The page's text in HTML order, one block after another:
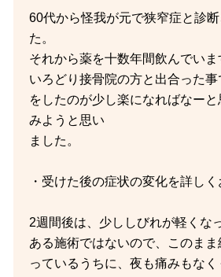
60代から怪我が元で狭窄症と診
た。
それから薬を十数年間飲んでいま
いろどり接骨院の方と出合った
をしたのが少し楽になればなー
みようと思い
ました。
・受けた後の症状の変化を詳し
2週間後は、少ししびれが軽くな
ある施術ではないので、このま
っているうちに、夜も痛みもな